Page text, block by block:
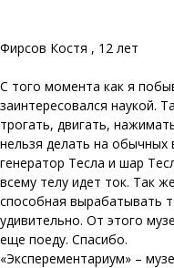
Фирсов Костя , 12 лет
С того момента как я
заинтересовался наукой.
трогать, двигать,
нельзя делать на обычных
генератор Тесла и шар
всему телу идет ток. Так
способная вырабатывать
удивительно. От этого
еще поеду. Спасибо.
«Эксперементариум» –